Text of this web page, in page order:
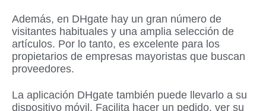
Además, en DHgate hay un gran número de
visitantes habituales y una amplia selección de
artículos. Por lo tanto, es excelente para los
propietarios de empresas mayoristas que buscan
proveedores.
La aplicación DHgate también puede llevarlo a su
dispositivo móvil. Facilita hacer un pedido, ver su